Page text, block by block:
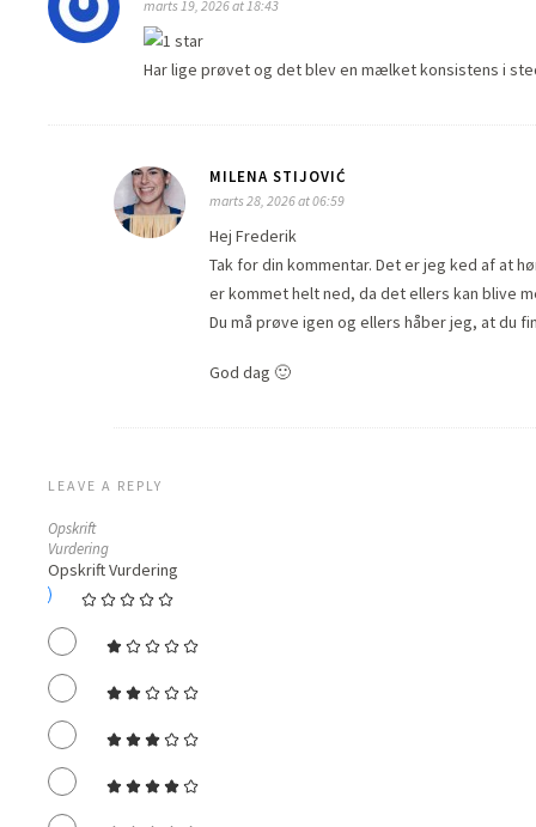
marts 19, 2026 at 18:43
Har lige prøvet og det blev en mælket konsistens i
MILENA STIJOVIĆ
marts 28, 2026 at 06:59
Hej Frederik
Tak for din kommentar. Det er jeg ked af at
er kommet helt ned, da det ellers kan blive
Du må prøve igen og ellers håber jeg, at du
God dag 🙂
LEAVE A REPLY
Opskrift
Vurdering
Opskrift Vurdering